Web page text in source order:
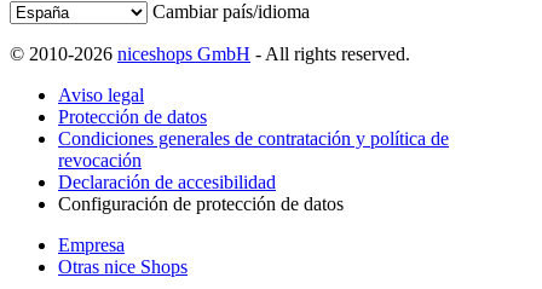
Cambiar país/idioma
© 2010-2026 niceshops GmbH - All rights reserved.
Aviso legal
Protección de datos
Condiciones generales de contratación y política de
revocación
Declaración de accesibilidad
Configuración de protección de datos
Empresa
Otras nice Shops